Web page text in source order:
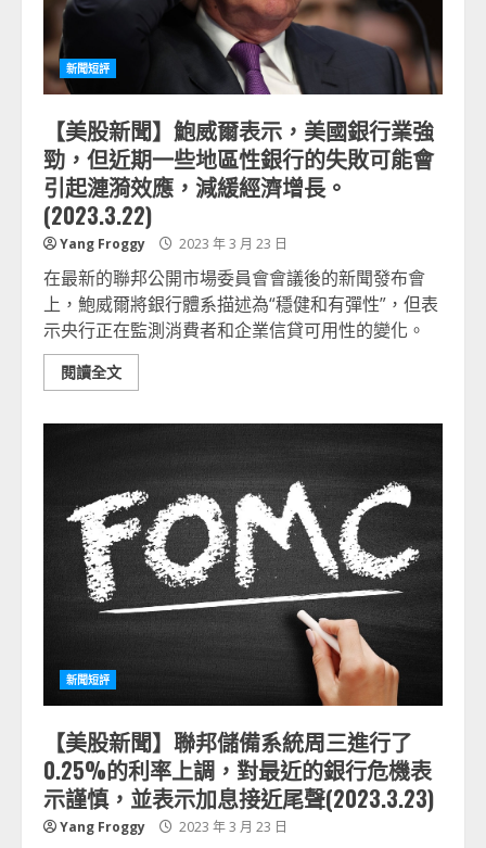
新聞短評
【美股新聞】鮑威爾表示，美國銀行業強
勁，但近期一些地區性銀行的失敗可能會
引起漣漪效應，減緩經濟增長。
(2023.3.22)
Yang Froggy 2023 年 3 月 23 日
在最新的聯邦公開市場委員會會議後的新聞發布會
上，鮑威爾將銀行體系描述為“穩健和有彈性”，但表
示央行正在監測消費者和企業信貸可用性的變化。
閱讀全文
新聞短評
【美股新聞】聯邦儲備系統周三進行了
0.25%的利率上調，對最近的銀行危機表
示謹慎，並表示加息接近尾聲(2023.3.23)
Yang Froggy 2023 年 3 月 23 日